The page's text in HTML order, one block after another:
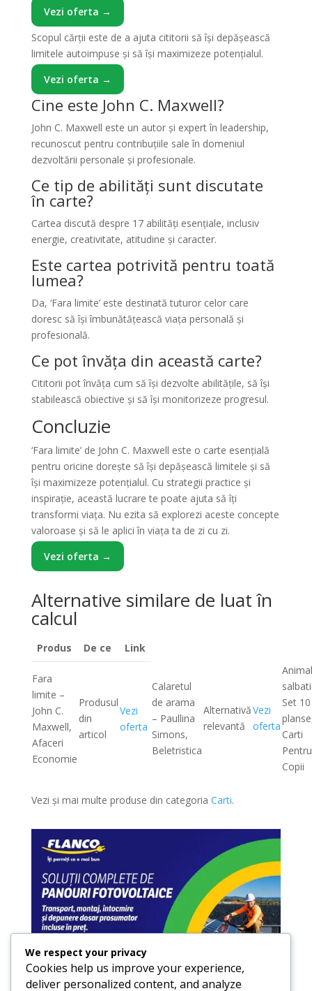
Vezi oferta →
Scopul cărții este de a ajuta cititorii să își depășească
limitele autoimpuse și să își maximizeze potențialul.
Vezi oferta →
Cine este John C. Maxwell?
John C. Maxwell este un autor și expert în leadership,
recunoscut pentru contribuțiile sale în domeniul
dezvoltării personale și profesionale.
Ce tip de abilități sunt discutate
în carte?
Cartea discută despre 17 abilități esențiale, inclusiv
energie, creativitate, atitudine și caracter.
Este cartea potrivită pentru toată
lumea?
Da, ‘Fara limite’ este destinată tuturor celor care
doresc să își îmbunătățească viața personală și
profesională.
Ce pot învăța din această carte?
Cititorii pot învăța cum să își dezvolte abilitățile, să își
stabilească obiective și să își monitorizeze progresul.
Concluzie
‘Fara limite’ de John C. Maxwell este o carte esențială
pentru oricine dorește să își depășească limitele și să
își maximizeze potențialul. Cu strategii practice și
inspirație, această lucrare te poate ajuta să îți
transformi viața. Nu ezita să explorezi aceste concepte
valoroase și să le aplici în viața ta de zi cu zi.
Vezi oferta →
Alternative similare de luat în
calcul
Produs De ce Link
Fara
limite –
John C.
Maxwell,
Afaceri
Economie
Produsul
din
articol
Vezi
oferta
Calaretul
de arama
– Paullina
Simons,
Beletristica
Alternativă
relevantă
Vezi
oferta
Set 10
Carti
Pentru
Copii
Vezi și mai multe produse din categoria Carti.
We respect your privacy
Cookies help us improve your experience,
deliver personalized content, and analyze